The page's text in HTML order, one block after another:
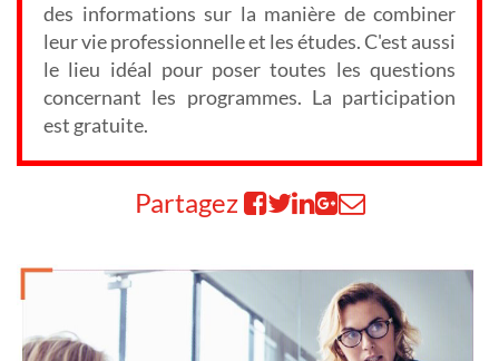
des informations sur la manière de combiner
leur vie professionnelle et les études. C'est aussi
le lieu idéal pour poser toutes les questions
concernant les programmes. La participation
est gratuite.
Partagez